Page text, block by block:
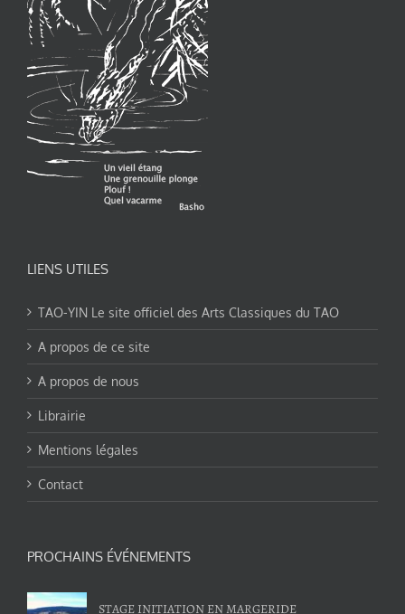
LIENS UTILES
TAO-YIN Le site officiel des Arts Classiques du TAO
A propos de ce site
A propos de nous
Librairie
Mentions légales
Contact
PROCHAINS ÉVÉNEMENTS
STAGE INITIATION EN MARGERIDE